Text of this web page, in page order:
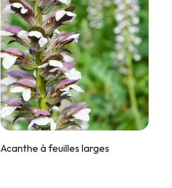
Acanthe à feuilles larges